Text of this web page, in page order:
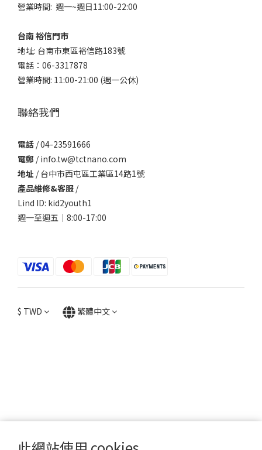
營業時間: 週一~週日11:00-22:00
台南 裕信門市
地址: 台南市東區裕信路183號
電話：06-3317878
營業時間: 11:00-21:00 (週一公休)
聯絡我們
電話 / 04-23591666
電郵 / info.tw@tctnano.com
地址 / 台中市西屯區工業區14路1號
產品維修&客服 /
Lind ID: kid2youth1
週一至週五｜8:00-17:00
$ TWD 繁體中文